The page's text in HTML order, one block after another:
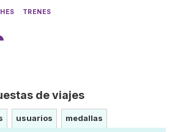
TRENES
de viajes
usuarios medallas